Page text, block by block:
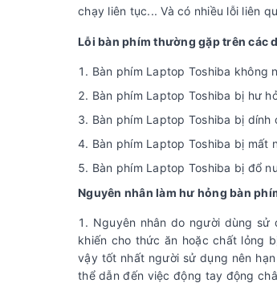
chạy liên tục... Và có nhiều lỗi liên
Lỗi bàn phím thường gặp trên các
Bàn phím Laptop Toshiba không
Bàn phím Laptop Toshiba bị hư
Bàn phím Laptop Toshiba bị
Bàn phím Laptop Toshiba bị
Bàn phím Laptop Toshiba bị đổ
Nguyên nhân làm hư hỏng bàn
Nguyên nhân do người dùng
khiến cho thức ăn hoặc chất lỏng
vậy tốt nhất người sử dụng nên
thể dẫn đến việc động tay động